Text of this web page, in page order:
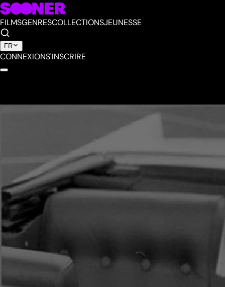
FILMSGENRESCOLLECTIONSJEUNESSE
FR
CONNEXIONS'INSCRIRE